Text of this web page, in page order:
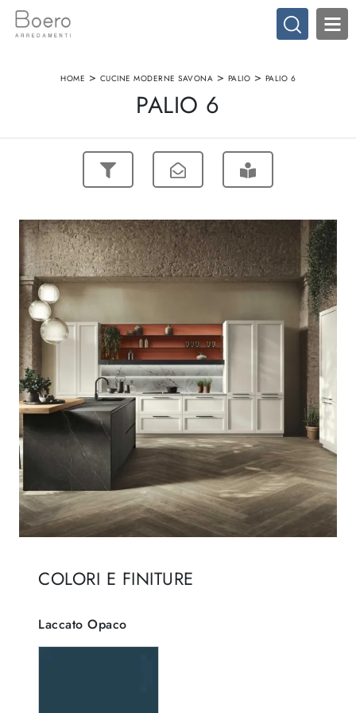
HOME > CUCINE MODERNE SAVONA > PALIO > PALIO 6
PALIO 6
COLORI E FINITURE
Laccato Opaco